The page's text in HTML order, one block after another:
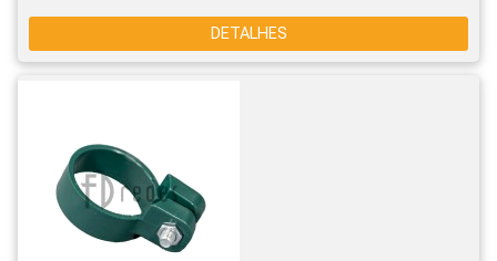
DETALHES